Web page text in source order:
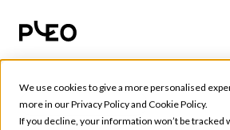
We use cookies to give a more personalised
more in ourPrivacy Policyand Cookie Policy.
If you decline, your information won’t be tracked
Outils et conseils